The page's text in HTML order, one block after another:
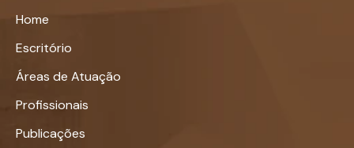
Home
Escritório
Áreas de Atuação
Profissionais
Publicações